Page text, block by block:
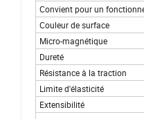
Convient pour un
Couleur de surface
Micro-magnétique
Dureté
Résistance à la traction
Limite d'élasticité
Extensibilité